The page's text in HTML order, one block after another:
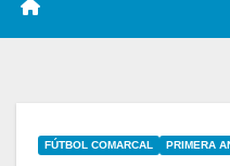
FÚTBOL COMARCAL PRIMERA